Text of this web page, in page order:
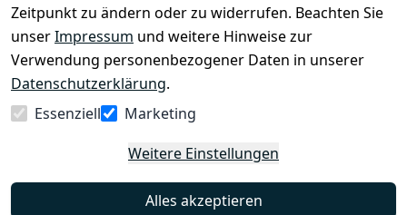
Zeitpunkt zu ändern oder zu widerrufen. Beachten Sie
unserImpressum und weitere Hinweise zur
Verwendung personenbezogener Daten in unserer
Datenschutzerklärung.
Essenziell
Marketing
Weitere Einstellungen
Alles akzeptieren
Barrierefreihe
itserklärung
Widerrufsrec
ht